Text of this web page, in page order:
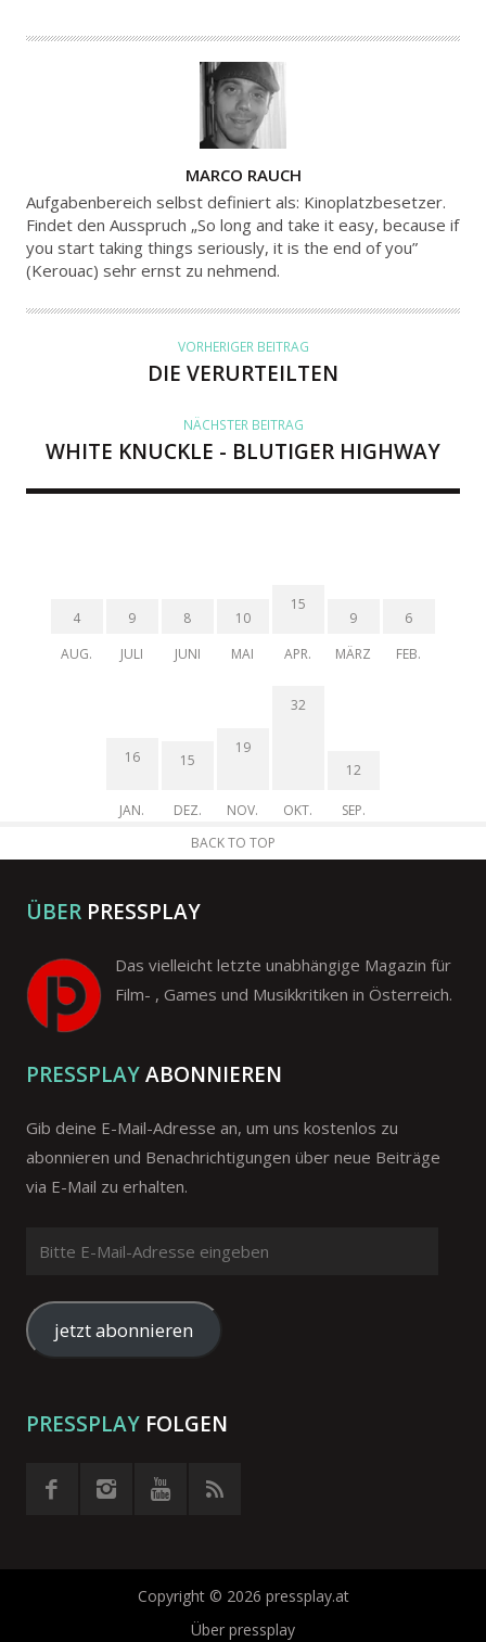
U
T
O
R
MARCO RAUCH
Aufgabenbereich selbst definiert als: Kinoplatzbesetzer.
Findet den Ausspruch „So long and take it easy, because if
you start taking things seriously, it is the end of you”
(Kerouac) sehr ernst zu nehmend.
VORHERIGER BEITRAG
DIE VERURTEILTEN
NÄCHSTER BEITRAG
WHITE KNUCKLE - BLUTIGER HIGHWAY
4
AUG.
9
JULI
8
JUNI
10
MAI
15
APR.
9
MÄRZ
6
FEB.
16
JAN.
15
DEZ.
19
NOV.
32
OKT.
12
SEP.
BACK TO TOP
ÜBER PRESSPLAY
Das vielleicht letzte unabhängige Magazin für
Film- , Games und Musikkritiken in Österreich.
PRESSPLAYABONNIEREN
Gib deine E-Mail-Adresse an, um uns kostenlos zu
abonnieren und Benachrichtigungen über neue Beiträge
via E-Mail zu erhalten.
Mail-
Adresse
eingeben
jetzt abonnieren
PRESSPLAY FOLGEN
Copyright © 2026 pressplay.at
Über pressplay